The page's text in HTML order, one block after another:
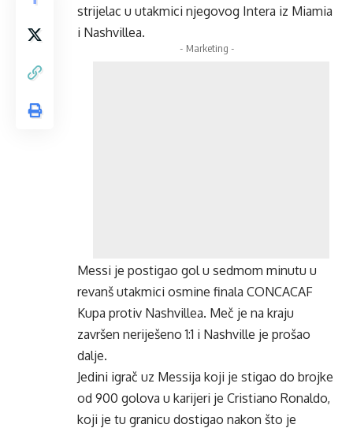
strijelac u utakmici njegovog Intera iz Miamia
i Nashvillea.
- Marketing -
Messi je postigao gol u sedmom minutu u
revanš utakmici osmine finala CONCACAF
Kupa protiv Nashvillea. Meč je na kraju
završen neriješeno 1:1 i Nashville je prošao
dalje.
Jedini igrač uz Messija koji je stigao do brojke
od 900 golova u karijeri je Cristiano Ronaldo,
koji je tu granicu dostigao nakon što je